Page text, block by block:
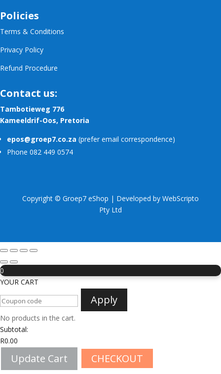
Policies
Terms & Conditions
Privacy Policy
Refund Procedure
Contact us:
Tambotieweg 776
Kameeldrif-Oos, Pretoria
epos@groep7.co.za (prefer email correspondence)
Phone 082 449 0574
Copyright © Groep7 eShop | Developed by WebScripto
Pty Ltd
0
YOUR CART
Apply
No products in the cart.
Subtotal:
R0.00
Update Cart CHECKOUT